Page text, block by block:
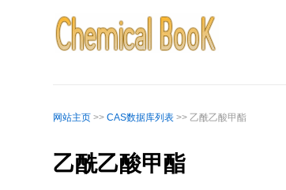
网站主页 >>CAS数据库列表 >> 乙酰乙酸甲酯
乙酰乙酸甲酯